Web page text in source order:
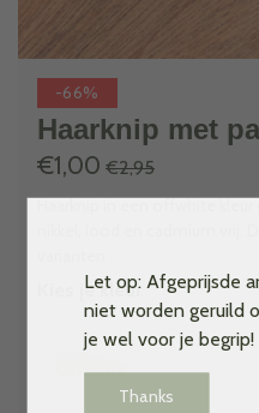
-66%
Haarknip met
€1,00 €2,95
Haarknip in een offwhite kleur
nikkel, lood en cadmium vrij.
Kies je kleur
Let op: Afgeprijsde
niet worden geruild
je wel voor je begrip!
Thanks